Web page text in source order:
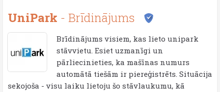
UniPark - Brīdinājums
Brīdinājums visiem, kas lieto unipark
stāvvietu. Esiet uzmanīgi un
pārliecinieties, ka mašīnas numurs
automātā tiešām ir piereģistrēts. Situācija
sekojoša - visu laiku lietoju šo stāvlaukumu, kā